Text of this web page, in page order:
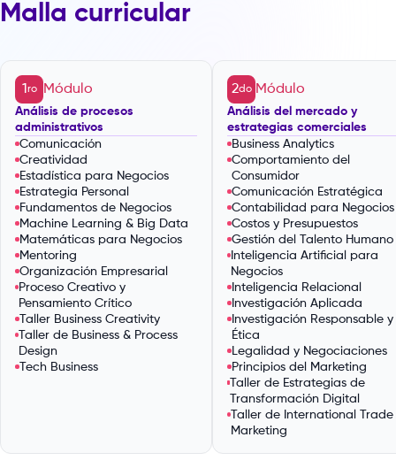
Malla curricular
1 ro Módulo
Análisis de procesos
administrativos
Comunicación
Creatividad
Estadística para Negocios
Estrategia Personal
Fundamentos de Negocios
Machine Learning & Big Data
Matemáticas para Negocios
Mentoring
Organización Empresarial
Proceso Creativo y
Pensamiento Crítico
Taller Business Creativity
Taller de Business & Process
Design
Tech Business
2do Módulo
Análisis del mercado y
estrategias comerciales
Business Analytics
Comportamiento del
Consumidor
Comunicación Estratégica
Contabilidad para Negocios
Costos y Presupuestos
Gestión del Talento Humano
Inteligencia Artificial para
Negocios
Inteligencia Relacional
Investigación Aplicada
Investigación Responsable y
Ética
Legalidad y Negociaciones
Principios del Marketing
Taller de Estrategias de
Transformación Digital
Taller de International Trade
Marketing